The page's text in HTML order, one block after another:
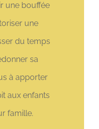
une bouffée
une
du temps
sa
à apporter
aux enfants
famille.